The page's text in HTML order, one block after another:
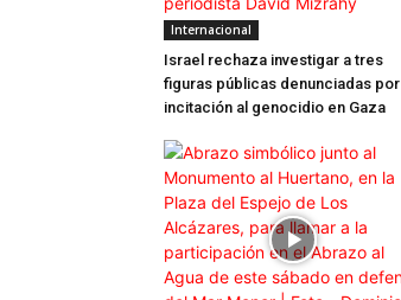
Internacional
Israel rechaza investigar a tres
figuras públicas denunciadas por
incitación al genocidio en Gaza